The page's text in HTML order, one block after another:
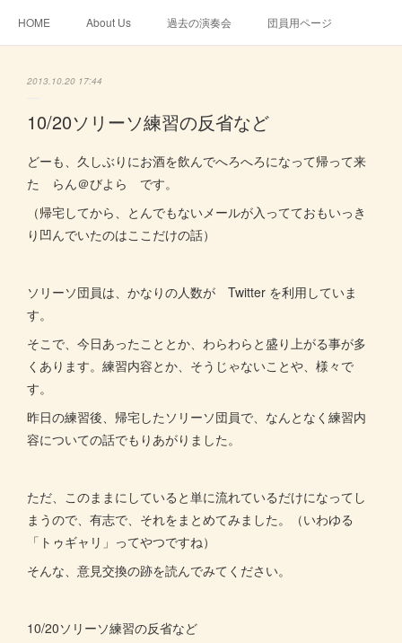
HOME About Us 過去の演奏会 団員用ページ
2013.10.20 17:44
10/20ソリーソ練習の反省など
どーも、久しぶりにお酒を飲んでへろへろになって帰って来
た らん＠びよら です。
（帰宅してから、とんでもないメールが入ってておもいっき
り凹んでいたのはここだけの話）
ソリーソ団員は、かなりの人数が Twitter を利用していま
す。
そこで、今日あったこととか、わらわらと盛り上がる事が多
くあります。練習内容とか、そうじゃないことや、様々で
す。
昨日の練習後、帰宅したソリーソ団員で、なんとなく練習内
容についての話でもりあがりました。
ただ、このままにしていると単に流れているだけになってし
まうので、有志で、それをまとめてみました。（いわゆる
「トゥギャリ」ってやつですね）
そんな、意見交換の跡を読んでみてください。
10/20ソリーソ練習の反省など